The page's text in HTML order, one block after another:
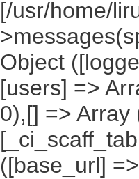
[/usr/home/
Object
[users] =>
0),[] =>
([base_url]